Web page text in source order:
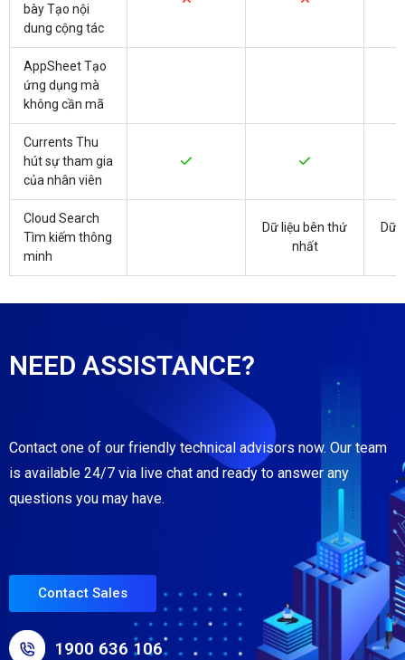
bày Tạo nội
dung cộng tác
AppSheet Tạo
ứng dụng mà
không cần mã
Currents Thu
hút sự tham gia
của nhân viên
Cloud Search
Tìm kiếm thông
minh
Dữ liệu bên thứ
nhất
Dữ
NEED ASSISTANCE?
Contact one of our friendly technical advisors now. Our team
is available 24/7 via live chat and ready to answer any
questions you may have.
Contact Sales
1900 636 106